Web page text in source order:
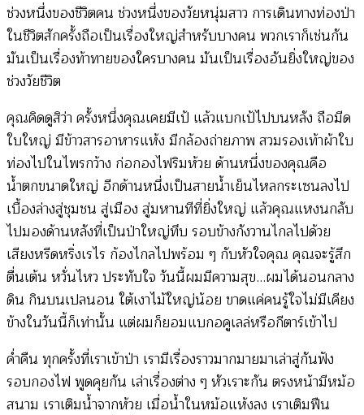
ช่วงหนึ่งของชีวิตคน ช่วงหนึ่งของวัยหนุ่มสาว การเดินทางท่องป่า
ในชีวิตสักครั้งถือเป็นเรื่องใหญ่สำหรับบางคน พวกเราก็เช่นกัน
มันเป็นเรื่องท้าทายของใครบางคน มันเป็นเรื่องอันยิ่งใหญ่ของ
ช่วงวัยชีวิต
คุณคิดดูสิว่า ครั้งหนึ่งคุณเคยมีเป้ แล้วแบกเป้ไปบนหลัง ถือมีด
ใบใหญ่ มีข้าวสารอาหารแห้ง มีกล้องถ่ายภาพ สวมรองเท้าผ้าใบ
ท่องไปในไพรกว้าง ก่อกองไฟริมห้วย ด้านหนึ่งของคุณคือ
น้ำตกขนาดใหญ่ อีกด้านหนึ่งเป็นสายน้ำเย็นไหลกระเซนลงไป
เบื้องล่างสู่ชุมชน สู่เมือง สู่มหานทีที่ยิ่งใหญ่ แล้วคุณแหงนกลับ
ไปมองด้านหลังที่เป็นป่าใหญ่ทึบ รอบข้างกังวานไกลไปด้วย
เสียงหรีดหริ่งเรไร ก้องไกลไปพร้อม ๆ กับหัวใจคุณ คุณจะรู้สึก
ตื่นเต้น หวั่นไหว ประทับใจ วันนี้ผมมีความสุข…ผมได้นอนกลาง
ดิน กินบนเปลนอน ใต้เงาไม้ใหญ่น้อย ขาดแค่คนรู้ใจไม่มีเคียง
ข้างในวันนี้ก็เท่านั้น แต่ผมก็ยอมแบกอคูเลล่หรือกีตาร์เข้าไป
ค่ำคืน ทุกครั้งที่เราเข้าป่า เรามีเรื่องราวมากมายมาเล่าสู่กันฟัง
รอบกองไฟ พูดคุยกัน เล่าเรื่องต่าง ๆ หัวเราะกัน ตรงหน้ามีหม้อ
สนาม เราเติมน้ำจากห้วย เมื่อน้ำในหม้อแห้งลง เราเติมฟืน